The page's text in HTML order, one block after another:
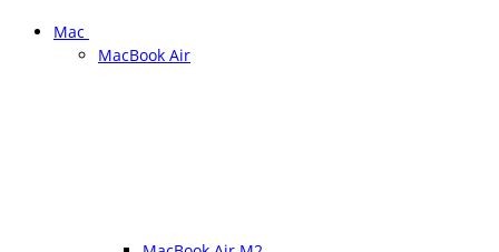
Mac
MacBook Air